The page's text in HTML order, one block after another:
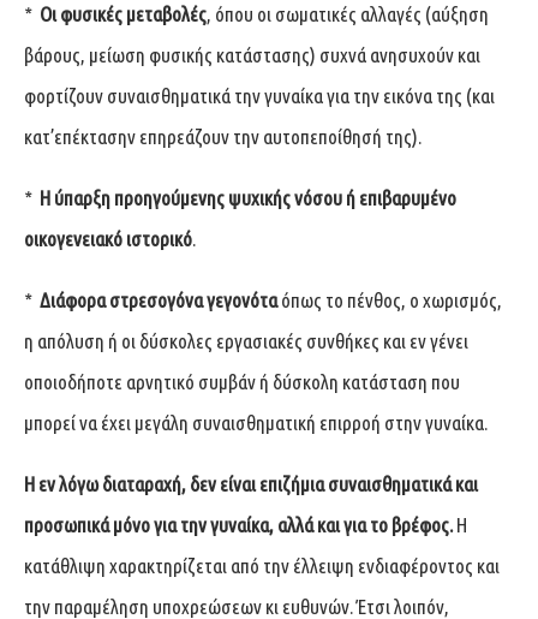
* Οι φυσικές μεταβολές, όπου οι σωματικές αλλαγές (αύξηση
βάρους, μείωση φυσικής κατάστασης) συχνά ανησυχούν και
φορτίζουν συναισθηματικά την γυναίκα για την εικόνα της (και
κατ’επέκτασην επηρεάζουν την αυτοπεποίθησή της).
* Η ύπαρξη προηγούμενης ψυχικής νόσου ή επιβαρυμένο
οικογενειακό ιστορικό.
* Διάφορα στρεσογόνα γεγονόταόπως το πένθος, ο χωρισμός,
η απόλυση ή οι δύσκολες εργασιακές συνθήκες και εν γένει
οποιοδήποτε αρνητικό συμβάν ή δύσκολη κατάσταση που
μπορεί να έχει μεγάλη συναισθηματική επιρροή στην γυναίκα.
Η εν λόγω διαταραχή, δεν είναι επιζήμια συναισθηματικά και
προσωπικά μόνο για την γυναίκα, αλλά και για το βρέφος.Η
κατάθλιψη χαρακτηρίζεται από την έλλειψη ενδιαφέροντος και
την παραμέληση υποχρεώσεων κι ευθυνών. Έτσι λοιπόν,